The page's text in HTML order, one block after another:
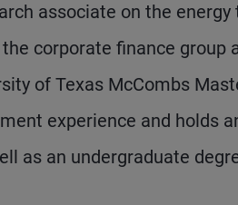
associate on the
corporate finance group
of Texas McCombs
experience and holds
as an undergraduate